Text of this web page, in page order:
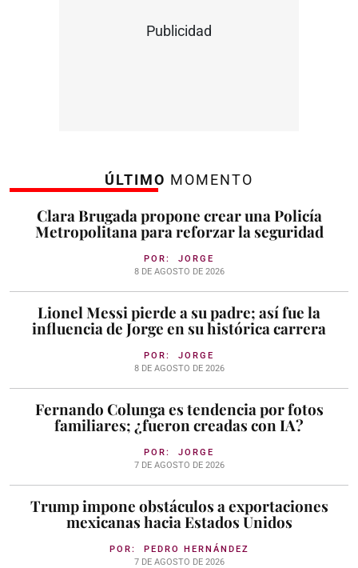
Publicidad
ÚLTIMO MOMENTO
Clara Brugada propone crear una Policía
Metropolitana para reforzar la seguridad
POR: JORGE
8 DE AGOSTO DE 2026
Lionel Messi pierde a su padre; así fue la
influencia de Jorge en su histórica carrera
POR: JORGE
8 DE AGOSTO DE 2026
Fernando Colunga es tendencia por fotos
familiares; ¿fueron creadas con IA?
POR: JORGE
7 DE AGOSTO DE 2026
Trump impone obstáculos a exportaciones
mexicanas hacia Estados Unidos
POR: PEDRO HERNÁNDEZ
7 DE AGOSTO DE 2026